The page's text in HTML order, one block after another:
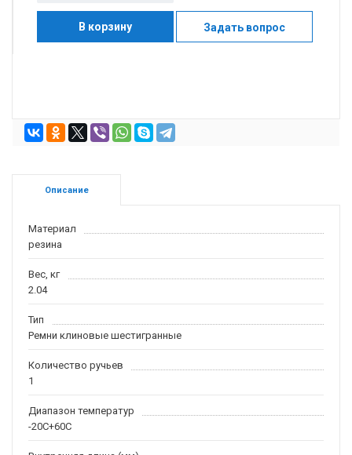
В корзину Задать вопрос
Описание
Материал
резина
Вес, кг
2.04
Тип
Ремни клиновые шестигранные
Количество ручьев
1
Диапазон температур
-20С+60С